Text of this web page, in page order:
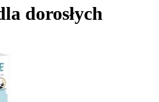
dorosłych